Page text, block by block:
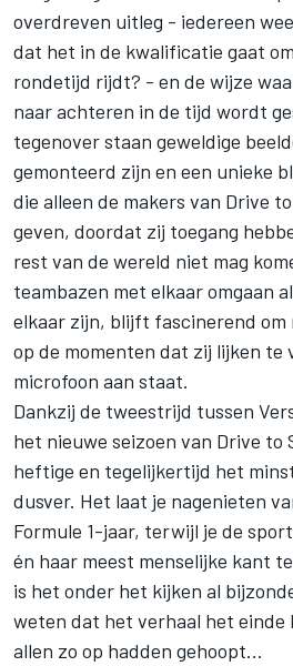
overdreven uitleg - iedereen
dat het in de kwalificatie gaat
rondetijd rijdt? - en de wijze
naar achteren in de tijd wordt
tegenover staan geweldige
gemonteerd zijn en een unieke
die alleen de makers van Drive
geven, doordat zij toegang
rest van de wereld niet mag
teambazen met elkaar omgaan
elkaar zijn, blijft fascinerend om
op de momenten dat zij lijken te
microfoon aan staat.
Dankzij de tweestrijd tussen
het nieuwe seizoen van Drive to
heftige en tegelijkertijd het
dusver. Het laat je nagenieten
Formule 1-jaar, terwijl je de
én haar meest menselijke kant
is het onder het kijken al
weten dat het verhaal het einde
allen zo op hadden gehoopt...